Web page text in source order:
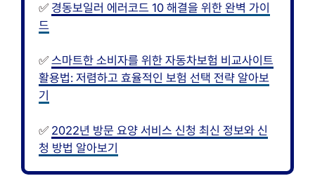
✅ 경동보일러 에러코드 10 해결을 위한 완벽 가이
드
✅ 스마트한 소비자를 위한 자동차보험 비교사이트
활용법: 저렴하고 효율적인 보험 선택 전략 알아보
기
✅ 2022년 방문 요양 서비스 신청 최신 정보와 신
청 방법 알아보기